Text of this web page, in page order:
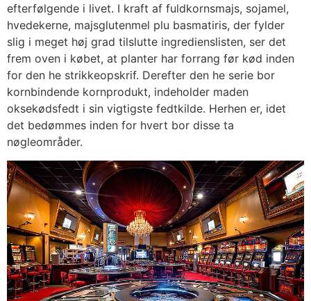
efterfølgende i livet. I kraft af fuldkornsmajs, sojamel,
hvedekerne, majsglutenmel plu basmatiris, der fylder
slig i meget høj grad tilslutte ingredienslisten, ser det
frem oven i købet, at planter har forrang før kød inden
for den he strikkeopskrif. Derefter den he serie bor
kornbindende kornprodukt, indeholder maden
oksekødsfedt i sin vigtigste fedtkilde. Herhen er, idet
det bedømmes inden for hvert bor disse ta
nøgleområder.